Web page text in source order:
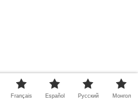
Français Español Pусский Монгол